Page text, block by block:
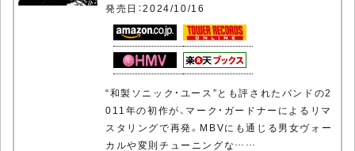
発売日：2024/10/16
“和製ソニック・ユース”とも評されたバンドの2
011年の初作が、マーク・ガードナーによるリマ
スタリングで再発。MBVにも通じる男女ヴォー
カルや変則チューニングな……